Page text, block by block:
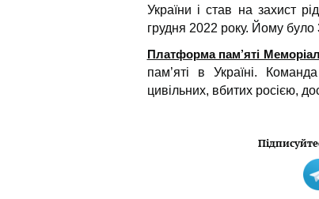
України і став на захист
грудня 2022 року. Йому було
Платформа пам’яті Меморіал
пам’яті в Україні.
цивільних, вбитих росією,